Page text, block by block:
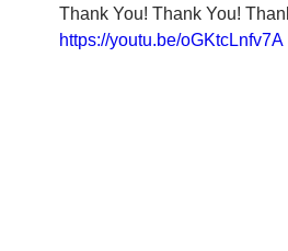
Thank You! Thank You!
https://youtu.be/oGKtcLnfv7A